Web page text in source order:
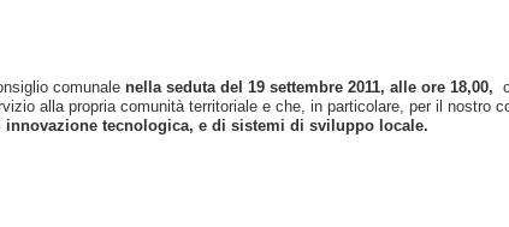
comunale nella seduta del 19 settembre 2011, alle ore 18,00,
alla propria comunità territoriale e che, in particolare, per il nostro
tecnologica, e di sistemi di sviluppo locale.